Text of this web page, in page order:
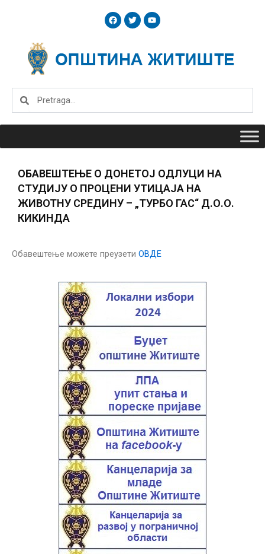
F
a
c
o
o
T
w
i
e
r
Y
o
u
b
e
Search
ОБАВЕШТЕЊЕ О ДОНЕТОЈ ОДЛУЦИ НА
СТУДИЈУ О ПРОЦЕНИ УТИЦАЈА НА
ЖИВОТНУ СРЕДИНУ – „ТУРБО ГАС“ Д.О.О.
КИКИНДА
Обавештење можете преузети ОВДЕ